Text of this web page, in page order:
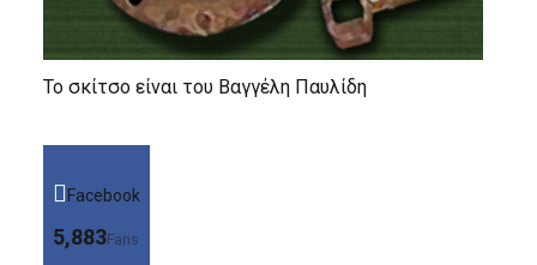
Το σκίτσο είναι του Βαγγέλη Παυλίδη
Facebook
5,883Fans